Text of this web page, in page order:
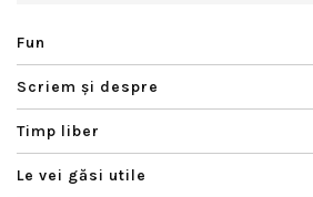
Fun
Scriem şi despre
Timp liber
Le vei găsi utile